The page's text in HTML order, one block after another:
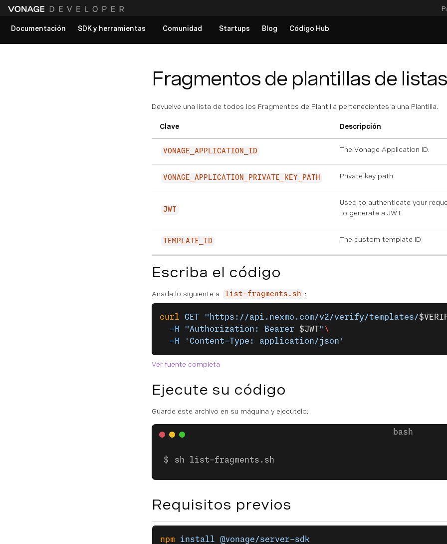
Documentación
SDK y herramientas Comunidad Startups Blog Código Hub
Fragmentos de plantillas de listas
Devuelve una lista de todos los Fragmentos de Plantilla pertenecientes a una Plantilla.
Clave Descripción
VONAGE_APPLICATION_ID The Vonage Application ID.
VONAGE_APPLICATION_PRIVATE_KEY_PATH Private key path.
JWT
Used to authenticate your
to generate a JWT.
TEMPLATE_ID The custom template ID
Escriba el código
Añada lo siguiente a list-fragments.sh :
curl GET "https://api.nexmo.com/v2/verify/templates/
  -H
"Authorization: Bearer $JWT" \
  -H
'Content-Type: application/json'
Ver fuente completa
Ejecute su código
Guarde este archivo en su máquina y ejecútelo:
sh list-fragments.sh
Requisitos previos
npm install @vonage/server-sdk